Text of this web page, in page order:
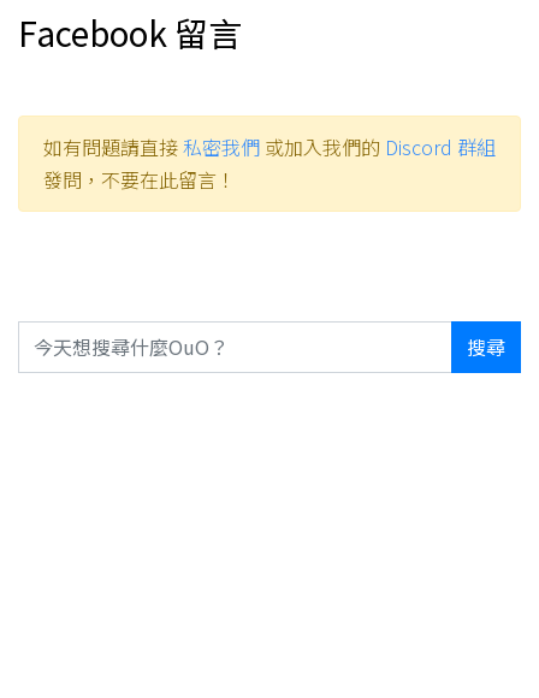
Facebook 留言
如有問題請直接私密我們 或加入我們的 Discord 群組
發問，不要在此留言！
搜尋